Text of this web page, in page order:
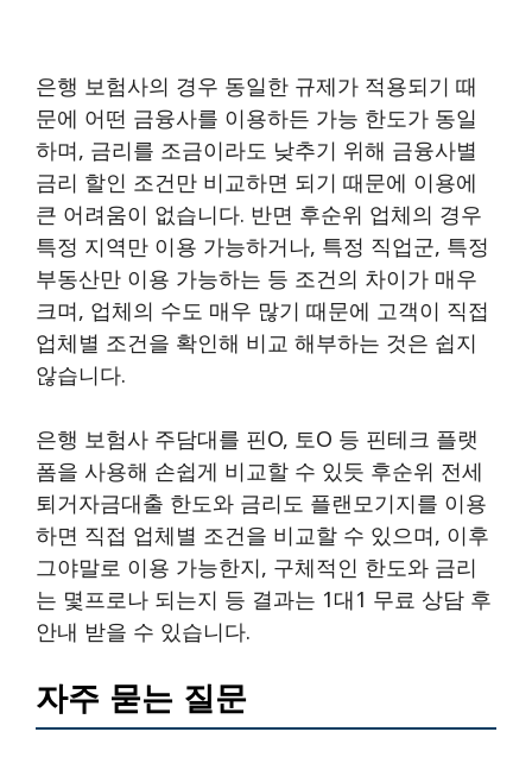
은행 보험사의 경우 동일한 규제가 적용되기 때
문에 어떤 금융사를 이용하든 가능 한도가 동일
하며, 금리를 조금이라도 낮추기 위해 금융사별
금리 할인 조건만 비교하면 되기 때문에 이용에
큰 어려움이 없습니다. 반면 후순위 업체의 경우
특정 지역만 이용 가능하거나, 특정 직업군, 특정
부동산만 이용 가능하는 등 조건의 차이가 매우
크며, 업체의 수도 매우 많기 때문에 고객이 직접
업체별 조건을 확인해 비교 해부하는 것은 쉽지
않습니다.
은행 보험사 주담대를 핀O, 토O 등 핀테크 플랫
폼을 사용해 손쉽게 비교할 수 있듯 후순위 전세
퇴거자금대출 한도와 금리도 플랜모기지를 이용
하면 직접 업체별 조건을 비교할 수 있으며, 이후
그야말로 이용 가능한지, 구체적인 한도와 금리
는 몇프로나 되는지 등 결과는 1대1 무료 상담 후
안내 받을 수 있습니다.
자주 묻는 질문